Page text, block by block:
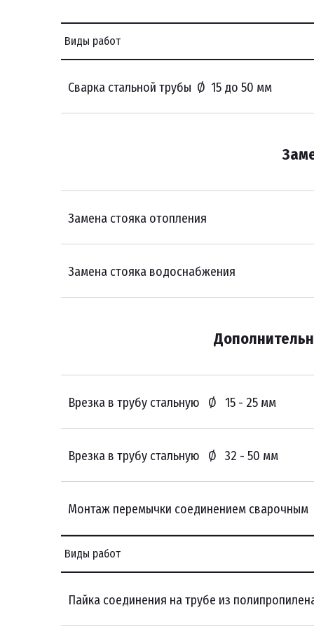
Виды работ
Сварка стальной трубы Ø 15 до 50 мм
Замена стояка отопления
Замена стояка водоснабжения
Врезка в трубу стальную Ø 15 - 25 мм
Врезка в трубу стальную Ø 32 - 50 мм
Монтаж перемычки соединением сварочным
Виды работ
Пайка соединения на трубе из